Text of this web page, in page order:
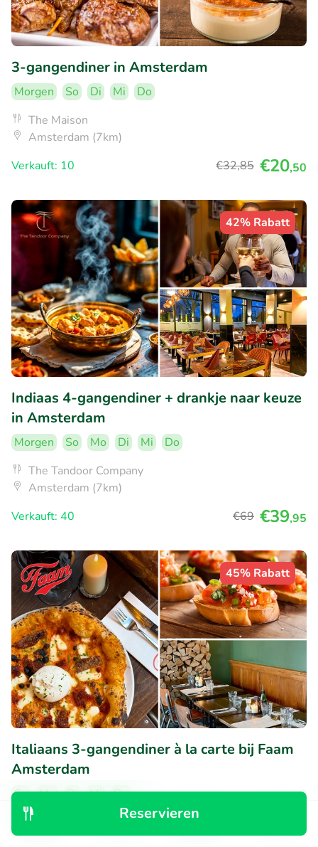
Reservieren
3-gangendiner in Amsterdam
Morgen So Di Mi
Do
The Maison
Amsterdam (7km)
Verkauft: 10
€32,85 €20,50
42% Rabatt
Indiaas 4-gangendiner + drankje naar keuze
in Amsterdam
Morgen So Mo Di Mi
Do
The Tandoor Company
Amsterdam (7km)
Verkauft: 40
€69 €39,95
45% Rabatt
Italiaans 3-gangendiner à la carte bij Faam
Amsterdam
So Mo Di Mi
Do
9.8
• 86 Bewertungen